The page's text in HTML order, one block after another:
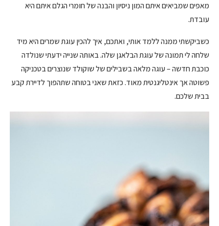
מאפים שמביאים איתם המון ניסיון והבנה של חומרי הגלם איתם היא
עובדת.
כשביקשתי ממנה ללמד אותי, ואתכם, איך להכין עוגת שמרים היא מיד
שלחה לי תמונה של עוגת הבלאגן שלה. באותה שנייה ידעתי שנולדה
כוכבת חדשה – עוגה מלאה בשבילים של שוקולד שנוצרים בטכניקה
פשוטה אך אינטליגנטית מאוד. כזאת שאני בטוחה שתהפוך לדיירת קבע
בבית שלכם.